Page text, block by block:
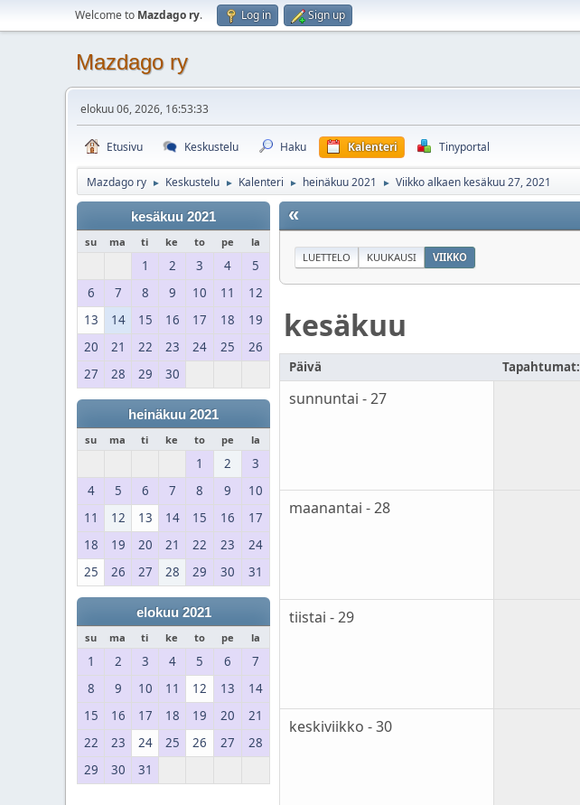
Welcome to Mazdago ry. Log in Sign up
Mazdago ry
elokuu 06, 2026, 16:53:33
Etusivu Keskustelu Haku Kalenteri Tinyportal
Mazdago ry ► Keskustelu ► Kalenteri ► heinäkuu 2021 ► Viikko alkaen kesäkuu 27, 2021
kesäkuu 2021
su ma ti ke to pe la
1 2 3 4
5
6
7 8 9 10 11
12
13
14 15 16 17 18
19
20
21 22 23 24 25
26
27
28 29 30
heinäkuu 2021
su ma ti ke to pe la
1 2
3
4
5 6 7 8 9
10
11
12 13 14 15 16
17
18
19 20 21 22 23
24
25
26 27 28 29 30 31
elokuu 2021
su ma ti ke to pe la
1 2 3 4 5 6
7
8
9 10 11 12 13
14
15
16 17 18 19 20
21
22
23 24 25 26 27
28
29
30 31
«
LUETTELO KUUKAUSI VIIKKO
kesäkuu
Päivä Tapahtumat:
sunnuntai - 27
maanantai - 28
tiistai - 29
keskiviikko - 30